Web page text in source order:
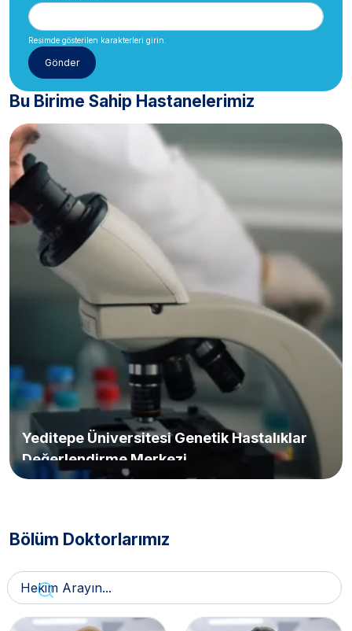
Resimde gösterilen karakterleri girin.
Bu Birime Sahip Hastanelerimiz
Yeditepe Üniversitesi Genetik Hastalıklar
Değerlendirme Merkezi
Bölüm Doktorlarımız